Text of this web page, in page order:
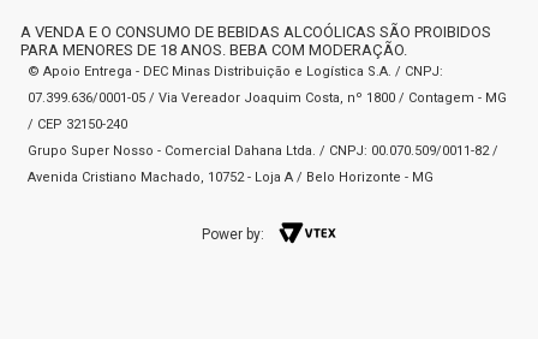
A VENDA E O CONSUMO DE BEBIDAS ALCOÓLICAS SÃO PROIBIDOS
PARA MENORES DE 18 ANOS. BEBA COM MODERAÇÃO.
© Apoio Entrega - DEC Minas Distribuição e Logística S.A. / CNPJ:
07.399.636/0001-05 / Via Vereador Joaquim Costa, nº 1800 / Contagem - MG
/ CEP 32150-240
Grupo Super Nosso - Comercial Dahana Ltda. / CNPJ: 00.070.509/0011-82 /
Avenida Cristiano Machado, 10752 - Loja A / Belo Horizonte - MG
Power by: